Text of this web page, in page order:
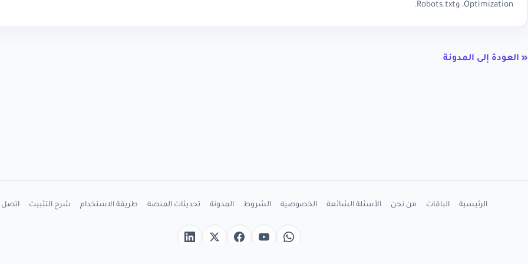
Optimization، وRobots.txt.
« العودة إلى المدونة
الرئيسية الباقات من نحن الأسئلة الشائعة الخصوصية الشروط المدونة تحديثات المنصة طريقة الاستخدام شرح التثبيت اتصل
واتسابYouTube
Facebook
X
LinkedIn